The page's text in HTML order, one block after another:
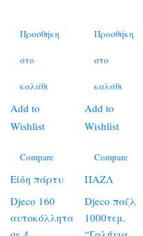
Προσθήκη
στο
καλάθι
Add to
Wishlist
Compare
Είδη πάρτυ
Djeco 160
αυτοκόλλητα
Προσθήκη
στο
καλάθι
Add to
Wishlist
Compare
ΠΑΖΛ
Djeco παζλ
1000τεμ.